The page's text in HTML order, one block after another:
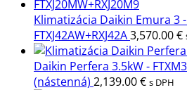
Klimatizácia Daikin Emura 3
FTXJ42AW+RXJ42A3,570.00€
Daikin Perfera 3.5kW -
(nástenná) 2,139.00€ s DPH